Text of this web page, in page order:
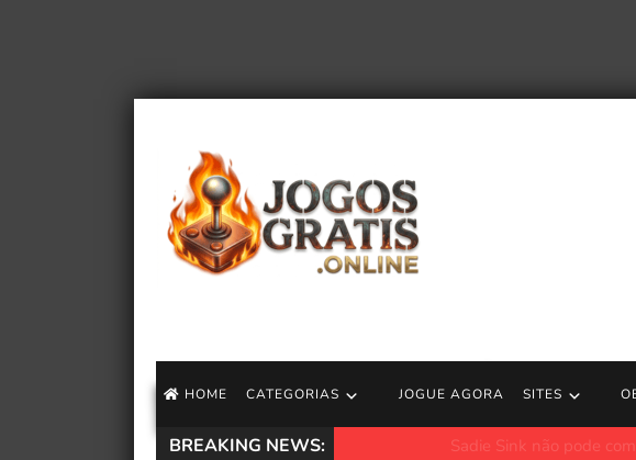
HOME CATEGORIAS JOGUE AGORA SITES
BREAKING NEWS: Sadie Sink não pode comentar